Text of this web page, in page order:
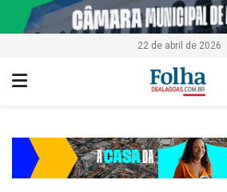
22 de abril de 2026